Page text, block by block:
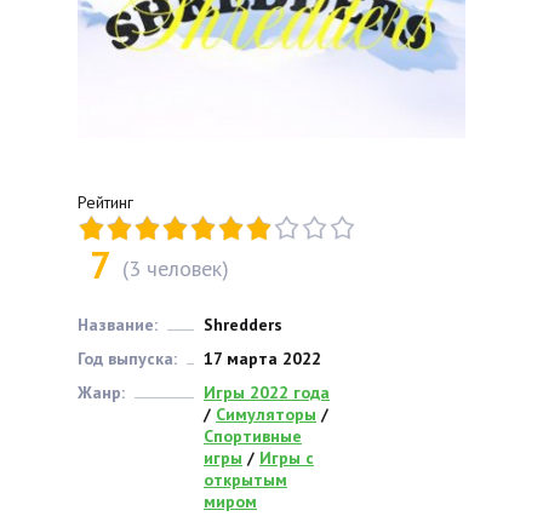
Рейтинг
7 (3 человек)
Название:
Shredders
Год выпуска:
17 марта 2022
Жанр:
Игры 2022 года
/ Симуляторы /
Спортивные
игры / Игры с
открытым
миром